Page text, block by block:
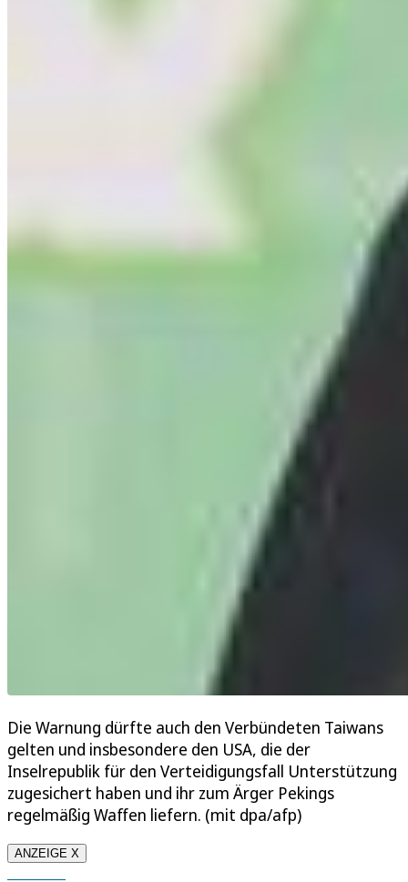
Die Warnung dürfte auch den Verbündeten Taiwans
gelten und insbesondere den USA, die der
Inselrepublik für den Verteidigungsfall Unterstützung
zugesichert haben und ihr zum Ärger Pekings
regelmäßig Waffen liefern. (mit dpa/afp)
ANZEIGE X